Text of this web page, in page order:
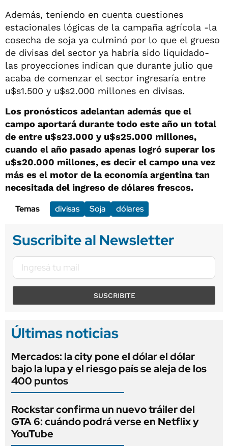
Además, teniendo en cuenta cuestiones
estacionales lógicas de la campaña agrícola -la
cosecha de soja ya culminó por lo que el grueso
de divisas del sector ya habría sido liquidado-
las proyecciones indican que durante julio que
acaba de comenzar el sector ingresaría entre
u$s1.500 y u$s2.000 millones en divisas.
Los pronósticos adelantan además que el
campo aportará durante todo este año un total
de entre u$s23.000 y u$s25.000 millones,
cuando el año pasado apenas logró superar los
u$s20.000 millones, es decir el campo una vez
más es el motor de la economía argentina tan
necesitada del ingreso de dólares frescos.
Temas
divisas Soja dólares
Suscribite al Newsletter
SUSCRIBITE
Últimas noticias
Mercados: la city pone el dólar el dólar
bajo la lupa y el riesgo país se aleja de los
400 puntos
Rockstar confirma un nuevo tráiler del
GTA 6: cuándo podrá verse en Netflix y
YouTube